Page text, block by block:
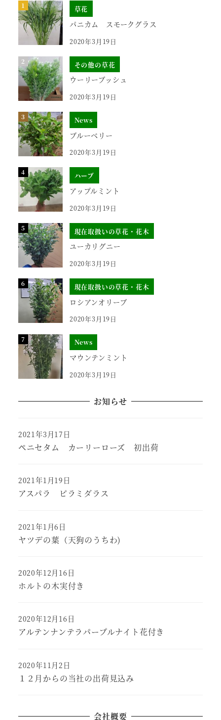
草花
パニカム スモークグラス
2020年3月19日
その他の草花
ウーリーブッシュ
2020年3月19日
News
ブルーベリー
2020年3月19日
ハーブ
アップルミント
2020年3月19日
現在取扱いの草花・花木
ユーカリグニー
2020年3月19日
現在取扱いの草花・花木
ロシアンオリーブ
2020年3月19日
News
マウンテンミント
2020年3月19日
お知らせ
ペニセタム カーリーローズ 初出荷
2021年3月17日
アスパラ ピラミダラス
2021年1月19日
ヤツデの葉（天狗のうちわ)
2021年1月6日
ホルトの木実付き
2020年12月16日
アルテンナンテラパープルナイト花付き
2020年12月16日
１２月からの当社の出荷見込み
2020年11月2日
会社概要